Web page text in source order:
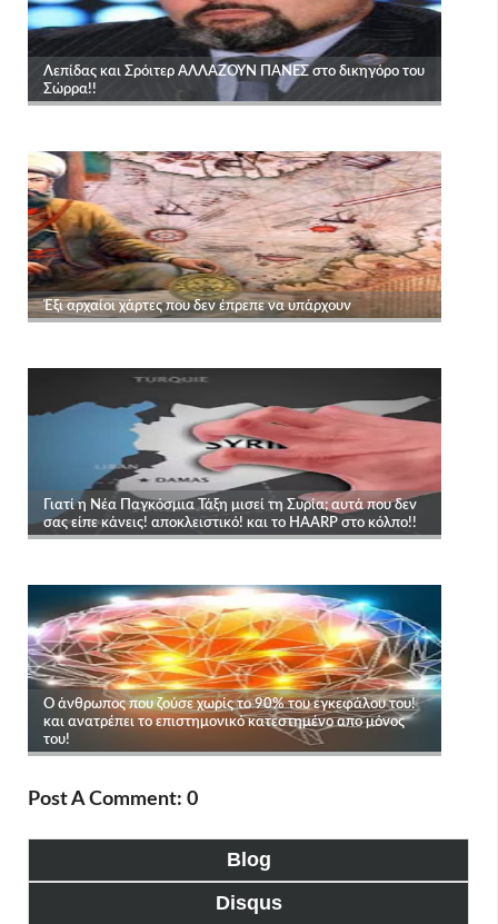
Post A Comment: 0
Blog
Disqus